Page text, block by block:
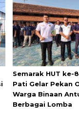
Semarak HUT ke-
Pati Gelar Pekan
Warga Binaan
Berbagai Lomba